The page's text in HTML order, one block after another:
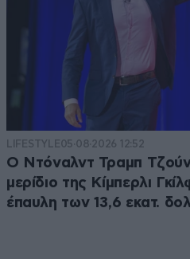
LIFESTYLE05·08·2026 12:52
Ο Ντόναλντ Τραμπ
μερίδιο της Κίμπερλι
έπαυλη των 13,6 εκατ.